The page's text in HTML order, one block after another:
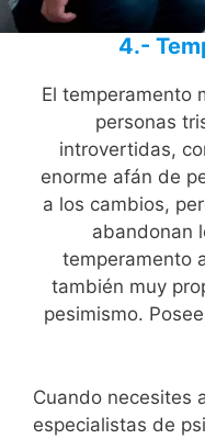
4.-
El temperamento
personas
introvertidas,
enorme afán de
a los cambios,
abandonan
temperamento
también muy
pesimismo.
Cuando necesites
especialistas de